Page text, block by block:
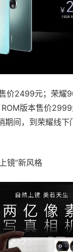
价2499元；荣耀
版本售价
间，到荣耀线
镜”新风格